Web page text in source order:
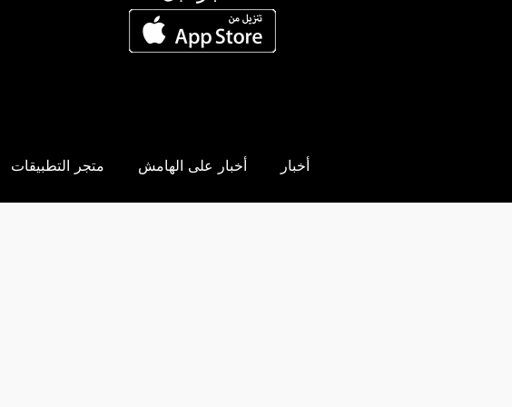
أخبار أخبار على الهامش متجر التطبيقات